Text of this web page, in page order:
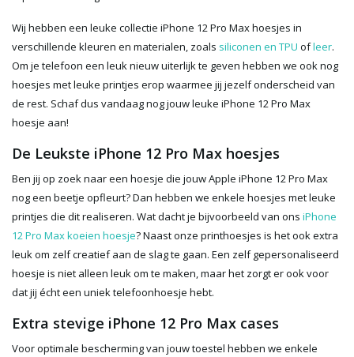
Wij hebben een leuke collectie iPhone 12 Pro Max hoesjes in
verschillende kleuren en materialen, zoals siliconen en TPU ofleer.
Om je telefoon een leuk nieuw uiterlijk te geven hebben we ook nog
hoesjes met leuke printjes erop waarmee jij jezelf onderscheid van
de rest. Schaf dus vandaag nog jouw leuke iPhone 12 Pro Max
hoesje aan!
De Leukste iPhone 12 Pro Max hoesjes
Ben jij op zoek naar een hoesje die jouw Apple iPhone 12 Pro Max
nog een beetje opfleurt? Dan hebben we enkele hoesjes met leuke
printjes die dit realiseren. Wat dacht je bijvoorbeeld van ons iPhone
12 Pro Max koeien hoesje? Naast onze printhoesjes is het ook extra
leuk om zelf creatief aan de slag te gaan. Een zelf gepersonaliseerd
hoesje is niet alleen leuk om te maken, maar het zorgt er ook voor
dat jij écht een uniek telefoonhoesje hebt.
Extra stevige iPhone 12 Pro Max cases
Voor optimale bescherming van jouw toestel hebben we enkele